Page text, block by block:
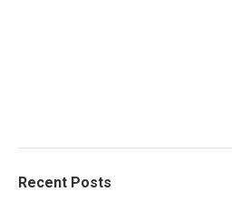
Recent Posts